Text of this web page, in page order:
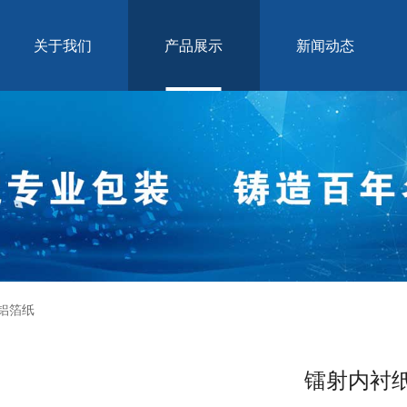
关于我们 产品展示 新闻动态
箔纸
镭射内衬